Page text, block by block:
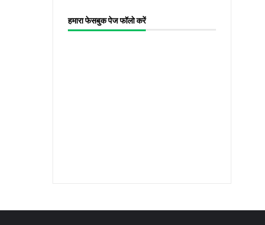
हमारा फेसबुक पेज फॉलो करें